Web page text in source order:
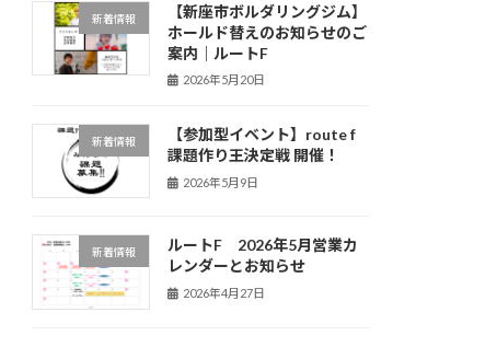
新着情報
【新座市ボルダリングジム】
ホールド替えのお知らせのご
案内｜ルートF
2026年5月20日
新着情報
【参加型イベント】route f
課題作り王決定戦 開催！
2026年5月9日
新着情報
ルートF 2026年5月営業カ
レンダーとお知らせ
2026年4月27日